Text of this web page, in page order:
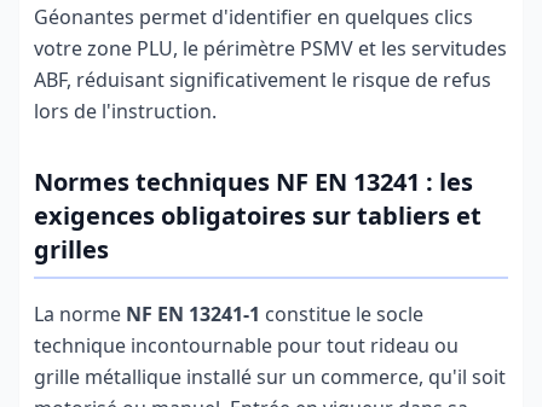
Géonantes permet d'identifier en quelques clics
votre zone PLU, le périmètre PSMV et les servitudes
ABF, réduisant significativement le risque de refus
lors de l'instruction.
Normes techniques NF EN 13241 : les
exigences obligatoires sur tabliers et
grilles
La norme NF EN 13241-1 constitue le socle
technique incontournable pour tout rideau ou
grille métallique installé sur un commerce, qu'il soit